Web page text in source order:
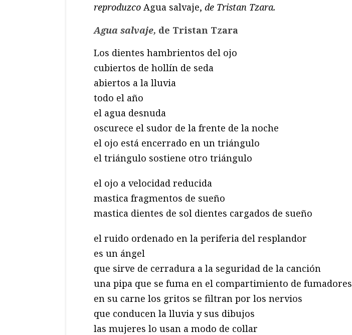
reproduzco Agua salvaje, de Tristan Tzara.
Agua salvaje, de Tristan Tzara
Los dientes hambrientos del ojo
cubiertos de hollín de seda
abiertos a la lluvia
todo el año
el agua desnuda
oscurece el sudor de la frente de la noche
el ojo está encerrado en un triángulo
el triángulo sostiene otro triángulo
el ojo a velocidad reducida
mastica fragmentos de sueño
mastica dientes de sol dientes cargados de sueño
el ruido ordenado en la periferia del resplandor
es un ángel
que sirve de cerradura a la seguridad de la canción
una pipa que se fuma en el compartimiento de fumadores
en su carne los gritos se filtran por los nervios
que conducen la lluvia y sus dibujos
las mujeres lo usan a modo de collar